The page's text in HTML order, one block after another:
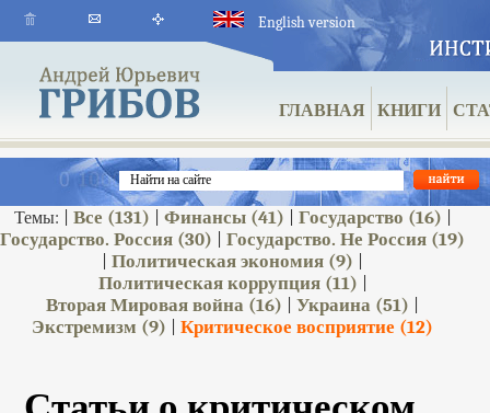
ГЛАВНАЯ КНИГИ
English version
Темы: | Все (131) Финансы(41) Государство (16)
Государство. Россия (30) |Государство. Не Россия (19)
|Политическая экономия (9)
Политическая коррупция(11)
Вторая Мировая война (16) |Украина (51)
Экстремизм (9) |Критическое восприятие (12)